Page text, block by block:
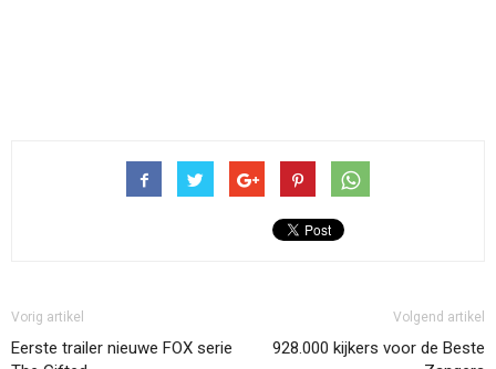
Vorig artikel
Eerste trailer nieuwe FOX serie
Volgend artikel
928.000 kijkers voor de Beste